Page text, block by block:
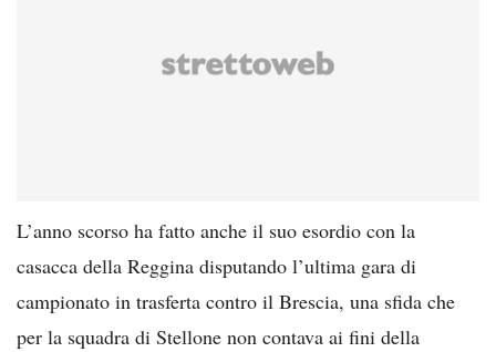
L’anno scorso ha fatto anche il suo esordio con la
casacca della Reggina disputando l’ultima gara di
campionato in trasferta contro il Brescia, una sfida che
per la squadra di Stellone non contava ai fini della